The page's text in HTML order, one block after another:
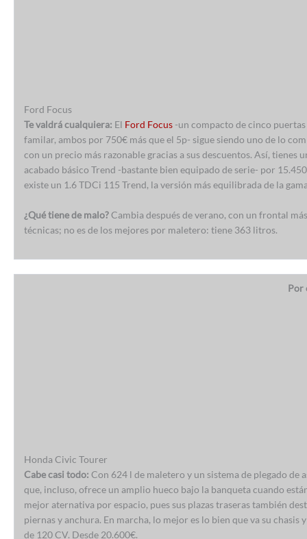
Ford Focus
Te valdrá cualquiera: El Ford Focus-un compacto de cinco
familar, ambos por 750€ más que el 5p- sigue siendo uno de lo
con un precio más razonable gracias a sus descuentos. Así, tienes
acabado básico Trend -bastante bien equipado de serie- por
existe un 1.6 TDCi 115 Trend, la versión más equilibrada de la
¿Qué tiene de malo?Cambia después de verano, con un frontal
técnicas; no es de los mejores por maletero: tiene 363 litros.
Por
Honda Civic Tourer
Cabe casi todo: Con 624 l de maletero y un sistema de plegado de
que, incluso, ofrece un amplio hueco bajo la banqueta cuando
mejor aternativa por espacio, pues sus plazas traseras también
piernas y anchura. En marcha, lo mejor es lo bien que va su chasis
de 120 CV. Desde 20.600€.